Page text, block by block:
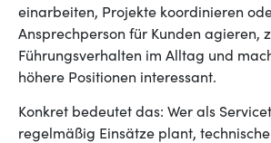
einarbeiten, Projekte koordinieren
Ansprechperson für Kunden agieren,
Führungsverhalten im Alltag und
höhere Positionen interessant.
Konkret bedeutet das: Wer als
regelmäßig Einsätze plant,